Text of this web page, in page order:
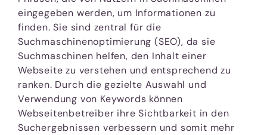
eingegeben werden, um Informationen zu
finden. Sie sind zentral für die
Suchmaschinenoptimierung (SEO), da sie
Suchmaschinen helfen, den Inhalt einer
Webseite zu verstehen und entsprechend zu
ranken. Durch die gezielte Auswahl und
Verwendung von Keywords können
Webseitenbetreiber ihre Sichtbarkeit in den
Suchergebnissen verbessern und somit mehr